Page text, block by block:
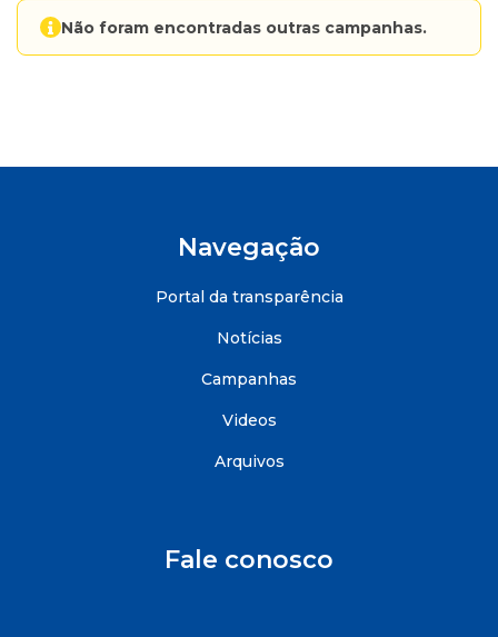
Não foram encontradas outras campanhas.
Navegação
Portal da transparência
Notícias
Campanhas
Videos
Arquivos
Fale conosco